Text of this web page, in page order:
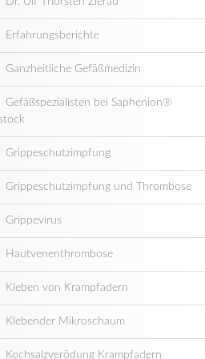
Erfahrungsberichte
Ganzheitliche Gefäßmedizin
Gefäßspezialisten bei Saphenion®
Grippeschutzimpfung
Grippeschutzimpfung und Thrombose
Grippevirus
Hautvenenthrombose
Kleben von Krampfadern
Klebender Mikroschaum
Kochsalzverödung Krampfadern